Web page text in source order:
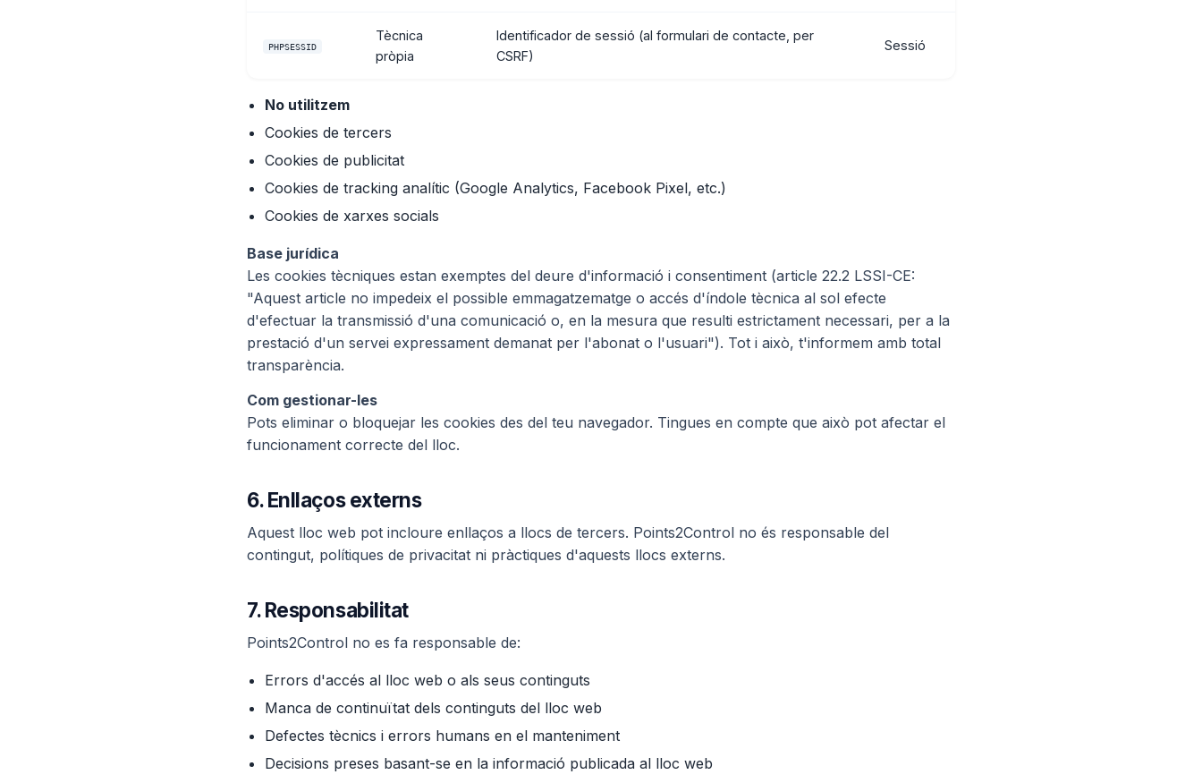
PHPSESSID
Tècnica
pròpia
Identificador de sessió (al formulari de contacte, per
CSRF)
Sessió
No utilitzem
Cookies de tercers
Cookies de publicitat
Cookies de tracking analític (Google Analytics, Facebook Pixel, etc.)
Cookies de xarxes socials
Base jurídica
Les cookies tècniques estan exemptes del deure d'informació i consentiment (article 22.2 LSSI-CE:
"Aquest article no impedeix el possible emmagatzematge o accés d'índole tècnica al sol efecte
d'efectuar la transmissió d'una comunicació o, en la mesura que resulti estrictament necessari, per a la
prestació d'un servei expressament demanat per l'abonat o l'usuari"). Tot i això, t'informem amb total
transparència.
Com gestionar-les
Pots eliminar o bloquejar les cookies des del teu navegador. Tingues en compte que això pot afectar el
funcionament correcte del lloc.
6. Enllaços externs
Aquest lloc web pot incloure enllaços a llocs de tercers. Points2Control no és responsable del
contingut, polítiques de privacitat ni pràctiques d'aquests llocs externs.
7. Responsabilitat
Points2Control no es fa responsable de:
Errors d'accés al lloc web o als seus continguts
Manca de continuïtat dels continguts del lloc web
Defectes tècnics i errors humans en el manteniment
Decisions preses basant-se en la informació publicada al lloc web